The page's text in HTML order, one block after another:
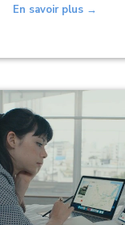
En savoir plus →